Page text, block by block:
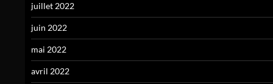
juillet 2022
juin 2022
mai 2022
avril 2022